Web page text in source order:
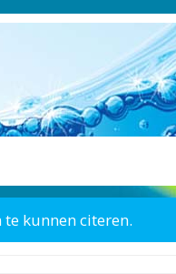
kunnen citeren.